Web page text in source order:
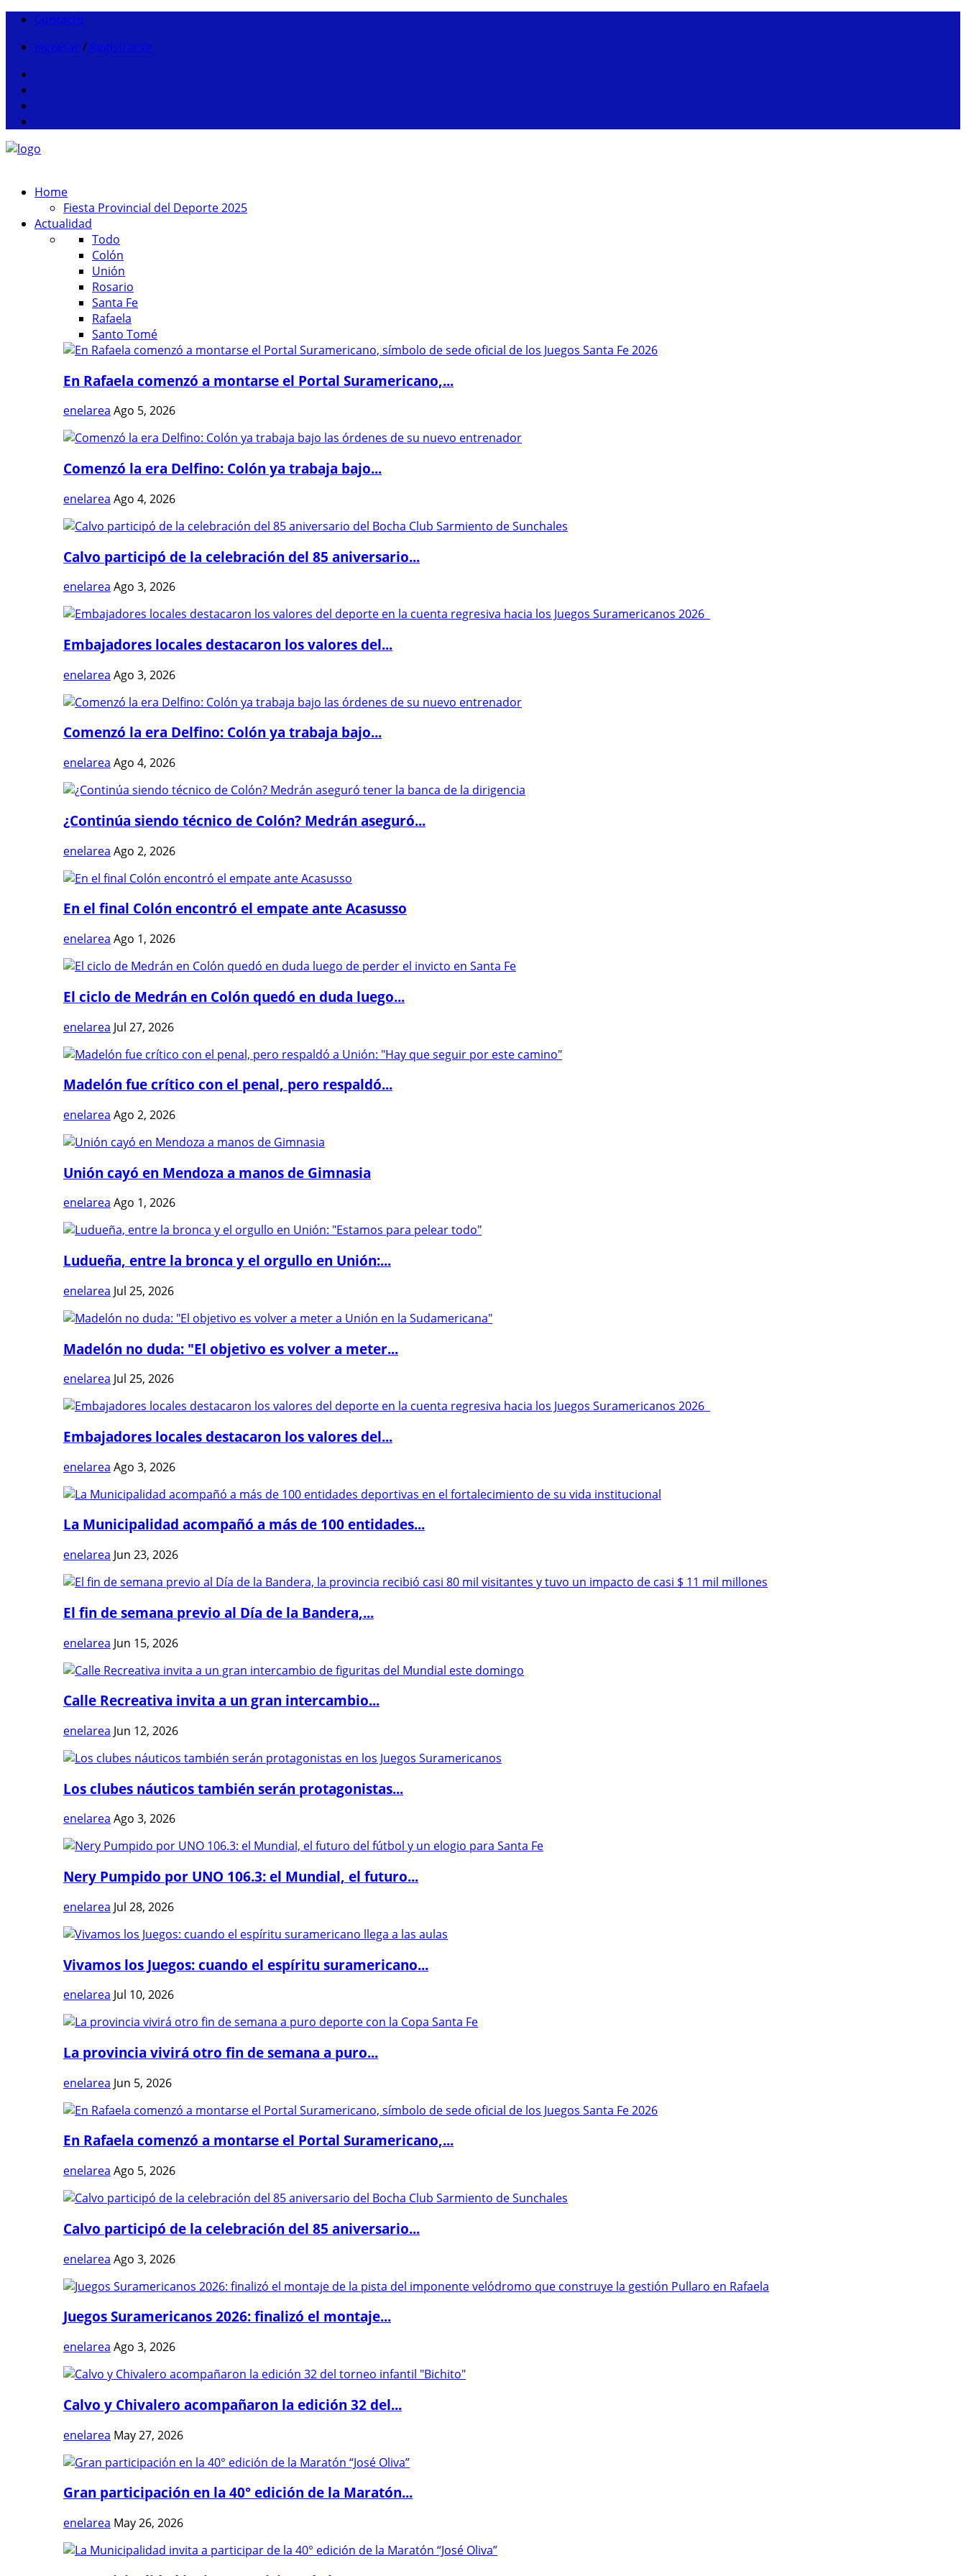
Contacto
Ingresar / Registrarse
Home
Fiesta Provincial del Deporte 2025
Actualidad
Todo
Colón
Unión
Rosario
Santa Fe
Rafaela
Santo Tomé
En Rafaela comenzó a montarse el Portal Suramericano,...
enelarea Ago 5, 2026
Comenzó la era Delfino: Colón ya trabaja bajo...
enelarea Ago 4, 2026
Calvo participó de la celebración del 85 aniversario...
enelarea Ago 3, 2026
Embajadores locales destacaron los valores del...
enelarea Ago 3, 2026
Comenzó la era Delfino: Colón ya trabaja bajo...
enelarea Ago 4, 2026
¿Continúa siendo técnico de Colón? Medrán aseguró...
enelarea Ago 2, 2026
En el final Colón encontró el empate ante Acasusso
enelarea Ago 1, 2026
El ciclo de Medrán en Colón quedó en duda luego...
enelarea Jul 27, 2026
Madelón fue crítico con el penal, pero respaldó...
enelarea Ago 2, 2026
Unión cayó en Mendoza a manos de Gimnasia
enelarea Ago 1, 2026
Ludueña, entre la bronca y el orgullo en Unión:...
enelarea Jul 25, 2026
Madelón no duda: "El objetivo es volver a meter...
enelarea Jul 25, 2026
Embajadores locales destacaron los valores del...
enelarea Ago 3, 2026
La Municipalidad acompañó a más de 100 entidades...
enelarea Jun 23, 2026
El fin de semana previo al Día de la Bandera,...
enelarea Jun 15, 2026
Calle Recreativa invita a un gran intercambio...
enelarea Jun 12, 2026
Los clubes náuticos también serán protagonistas...
enelarea Ago 3, 2026
Nery Pumpido por UNO 106.3: el Mundial, el futuro...
enelarea Jul 28, 2026
Vivamos los Juegos: cuando el espíritu suramericano...
enelarea Jul 10, 2026
La provincia vivirá otro fin de semana a puro...
enelarea Jun 5, 2026
En Rafaela comenzó a montarse el Portal Suramericano,...
enelarea Ago 5, 2026
Calvo participó de la celebración del 85 aniversario...
enelarea Ago 3, 2026
Juegos Suramericanos 2026: finalizó el montaje...
enelarea Ago 3, 2026
Calvo y Chivalero acompañaron la edición 32 del...
enelarea May 27, 2026
Gran participación en la 40° edición de la Maratón...
enelarea May 26, 2026